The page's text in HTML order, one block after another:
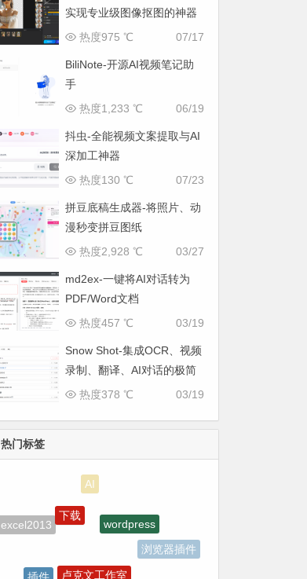
实现专业级图像抠图的神器
07/17
热度975 ℃
BiliNote-开源AI视频笔记助
手
06/19
热度1,233 ℃
抖虫-全能视频文案提取与AI
深加工神器
07/23
热度130 ℃
拼豆底稿生成器-将照片、动
漫秒变拼豆图纸
03/27
热度2,928 ℃
md2ex-一键将AI对话转为
PDF/Word文档
03/19
热度457 ℃
Snow Shot-集成OCR、视频
录制、翻译、AI对话的极简
截图利器
03/19
热度378 ℃
热门标签
excel2013
下载
wordpress
浏览器插件
插件